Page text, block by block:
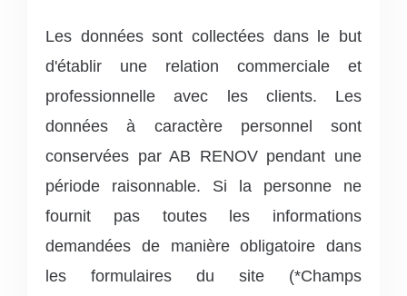
Les données sont collectées dans le but
d'établir une relation commerciale et
professionnelle avec les clients. Les
données à caractère personnel sont
conservées par AB RENOV pendant une
période raisonnable. Si la personne ne
fournit pas toutes les informations
demandées de manière obligatoire dans
les formulaires du site (*Champs